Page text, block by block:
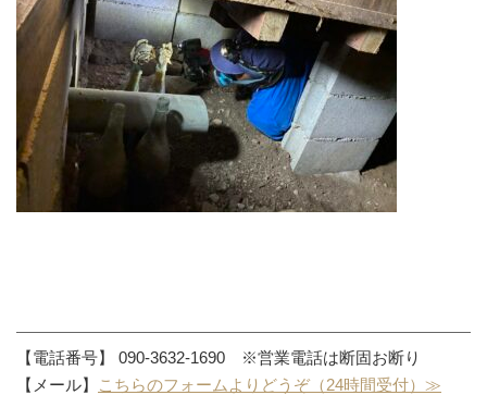
【電話番号】 090-3632-1690 ※営業電話は断固お断り
【メール】
こちらのフォームよりどうぞ（24時間受付）≫